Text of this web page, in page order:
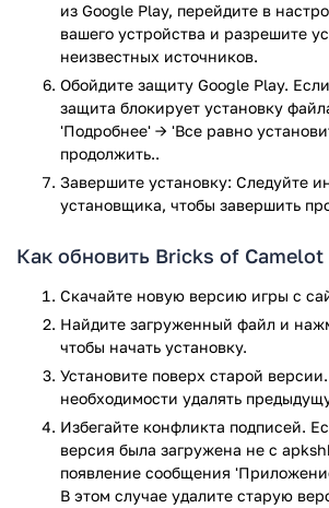
Большое количество уровней.
Приятная графика.
Простое управление.
Всевозможные улучшения и
Магические снадобья,
способности.
Три игровых режима: аркада,
режим "Swing It".
Поддержка смартфонов и
Android можно совершенно бесплатно,
игра предлагает ограниченный набор
полную версию игры можно путём
соответствующей покупки, прямо в
Игра Bricks of Camelot прошла проверку
VirusTotal. В результате проверки по
сигнатурам заражения файлов не
из Google Play, перейдите в
вашего устройства и разрешите
неизвестных источников.
Обойдите защиту Google Play.
защита блокирует установку
'Подробнее' → 'Все равно
продолжить..
Завершите установку: Следуйте
установщика, чтобы завершить
Как обновить Bricks of Camelot
Скачайте новую версию игры с
Найдите загруженный файл и
чтобы начать установку.
Установите поверх старой
необходимости удалять
Избегайте конфликта подписей.
версия была загружена не с
появление сообщения
В этом случае удалите старую